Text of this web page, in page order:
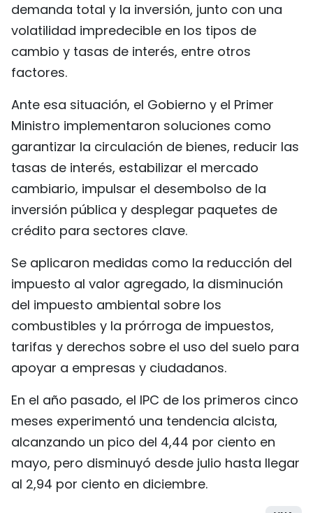
demanda total y la inversión, junto con una
volatilidad impredecible en los tipos de
cambio y tasas de interés, entre otros
factores.
Ante esa situación, el Gobierno y el Primer
Ministro implementaron soluciones como
garantizar la circulación de bienes, reducir las
tasas de interés, estabilizar el mercado
cambiario, impulsar el desembolso de la
inversión pública y desplegar paquetes de
crédito para sectores clave.
Se aplicaron medidas como la reducción del
impuesto al valor agregado, la disminución
del impuesto ambiental sobre los
combustibles y la prórroga de impuestos,
tarifas y derechos sobre el uso del suelo para
apoyar a empresas y ciudadanos.
En el año pasado, el IPC de los primeros cinco
meses experimentó una tendencia alcista,
alcanzando un pico del 4,44 por ciento en
mayo, pero disminuyó desde julio hasta llegar
al 2,94 por ciento en diciembre.